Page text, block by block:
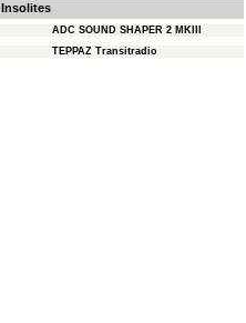
Insolites
ADC SOUND SHAPER 2 MKIII
TEPPAZ Transitradio